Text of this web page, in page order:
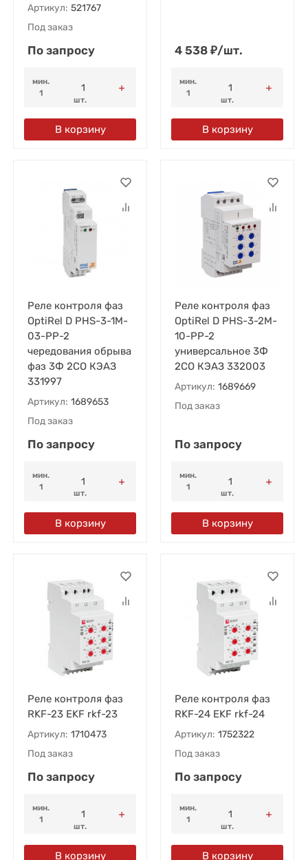
Артикул: 521767
Под заказ
По запросу
мин.
1
шт.
В корзину
4 538 ₽/шт.
мин.
1
шт.
В корзину
Реле контроля фаз
OptiRel D PHS-3-1M-
03-PP-2
чередования обрыва
фаз 3Ф 2СО КЭАЗ
331997
Артикул: 1689653
Под заказ
По запросу
мин.
1
шт.
В корзину
Реле контроля фаз
OptiRel D PHS-3-2M-
10-PP-2
универсальное 3Ф
2СО КЭАЗ 332003
Артикул: 1689669
Под заказ
По запросу
мин.
1
шт.
В корзину
Реле контроля фаз
RKF-23 EKF rkf-23
Артикул: 1710473
Под заказ
По запросу
мин.
1
шт.
В корзину
Реле контроля фаз
RKF-24 EKF rkf-24
Артикул: 1752322
Под заказ
По запросу
мин.
1
шт.
В корзину